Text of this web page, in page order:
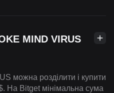
MIND VIRUS
можна розділити і купити
На Bitget мінімальна сума